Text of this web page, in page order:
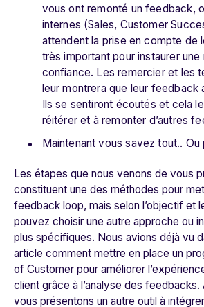
vous ont remonté un feedback,
internes (Sales, Customer
attendent la prise en compte de
très important pour instaurer une
confiance. Les remercier et les
leur montrera que leur feedback
Ils se sentiront écoutés et cela
réitérer et à remonter d’autres
Maintenant vous savez tout.. Ou
Les étapes que nous venons de vous
constituent une des méthodes pour
feedback loop, mais selon l’objectif et
pouvez choisir une autre approche ou
plus spécifiques. Nous avions déjà vu
article comment mettre en place un
of Customer pour améliorer
client grâce à l’analyse des feedbacks.
vous présentons un autre outil à